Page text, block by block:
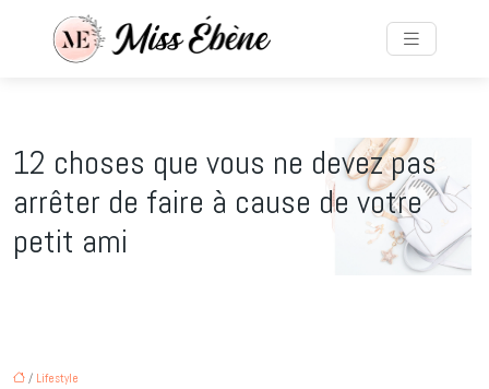
12 choses que vous ne devez pas
arrêter de faire à cause de votre
petit ami
/ Lifestyle